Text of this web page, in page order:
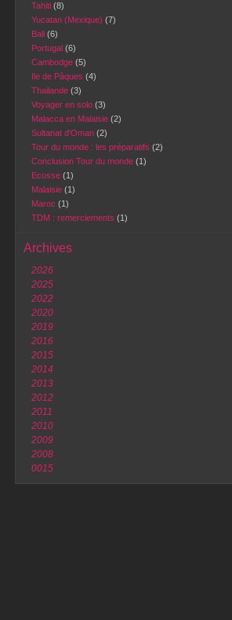
Tahiti (8)
Yucatan (Mexique) (7)
Bali (6)
Portugal (6)
Cambodge (5)
Ile de Pâques (4)
Thailande (3)
Voyager en solo (3)
Malacca en Malaisie (2)
Sultanat d'Oman (2)
Tour du monde : les préparatifs (2)
Conclusion Tour du monde (1)
Ecosse (1)
Malaisie (1)
Maroc (1)
TDM : remerciements (1)
Archives
2026
2025
2022
2020
2019
2016
2015
2014
2013
2012
2011
2010
2009
2008
0015